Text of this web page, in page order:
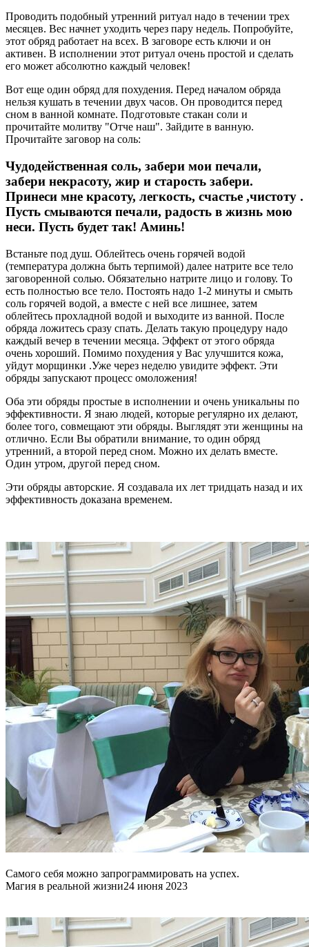
Проводить подобный утренний ритуал надо в течении трех
месяцев. Вес начнет уходить через пару недель. Попробуйте,
этот обряд работает на всех. В заговоре есть ключи и он
активен. В исполнении этот ритуал очень простой и сделать
его может абсолютно каждый человек!
Вот еще один обряд для похудения. Перед началом обряда
нельзя кушать в течении двух часов. Он проводится перед
сном в ванной комнате. Подготовьте стакан соли и
прочитайте молитву "Отче наш". Зайдите в ванную.
Прочитайте заговор на соль:
Чудодейственная соль, забери мои печали,
забери некрасоту, жир и старость забери.
Принеси мне красоту, легкость, счастье ,чистоту .
Пусть смываются печали, радость в жизнь мою
неси. Пусть будет так! Аминь!
Встаньте под душ. Облейтесь очень горячей водой
(температура должна быть терпимой) далее натрите все тело
заговоренной солью. Обязательно натрите лицо и голову. То
есть полностью все тело. Постоять надо 1-2 минуты и смыть
соль горячей водой, а вместе с ней все лишнее, затем
облейтесь прохладной водой и выходите из ванной. После
обряда ложитесь сразу спать. Делать такую процедуру надо
каждый вечер в течении месяца. Эффект от этого обряда
очень хороший. Помимо похудения у Вас улучшится кожа,
уйдут морщинки .Уже через неделю увидите эффект. Эти
обряды запускают процесс омоложения!
Оба эти обряды простые в исполнении и очень уникальны по
эффективности. Я знаю людей, которые регулярно их делают,
более того, совмещают эти обряды. Выглядят эти женщины на
отлично. Если Вы обратили внимание, то один обряд
утренний, а второй перед сном. Можно их делать вместе.
Один утром, другой перед сном.
Эти обряды авторские. Я создавала их лет тридцать назад и их
эффективность доказана временем.
Самого себя можно запрограммировать на успех.
Магия в реальной жизни24 июня 2023